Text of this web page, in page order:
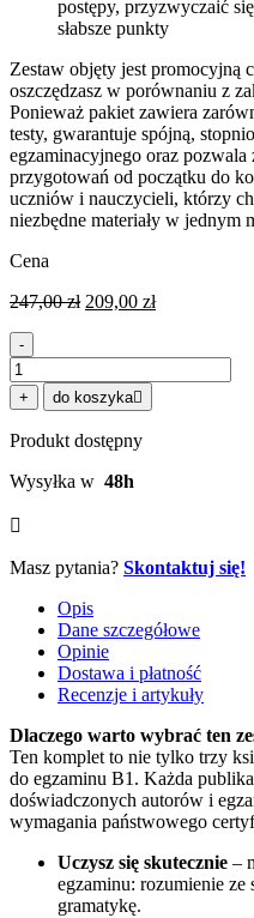
postępy, przyzwyczaić
słabsze punkty
Zestaw objęty jest promocyjną
oszczędzasz w porównaniu z
Ponieważ pakiet zawiera
testy, gwarantuje spójną,
egzaminacyjnego oraz pozwala
przygotowań od początku do
uczniów i nauczycieli, którzy
niezbędne materiały w jednym
Cena
247,00zł Pierwotna
247,00 zł.
209,00 złAktualna
209,00 zł.
-
ilość
Zestaw
podręczników
przygotowujący
do
certyfikatu
językowego
na
B1
+ do koszyka
Produkt dostępny
Wysyłka w 48h
Masz pytania? Skontaktuj się!
Opis
Dane szczegółowe
Opinie
Dostawa i płatność
Recenzje i artykuły
Dlaczego warto wybrać ten
Ten komplet to nie tylko trzy
do egzaminu B1. Każda
doświadczonych autorów i
wymagania państwowego
Uczysz się skutecznie –
egzaminu: rozumienie ze
gramatykę.